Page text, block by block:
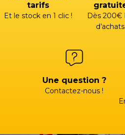
tarifs
Et le stock en 1 clic !
Dès 200€
d’achats
Une question ?
Contactez-nous !